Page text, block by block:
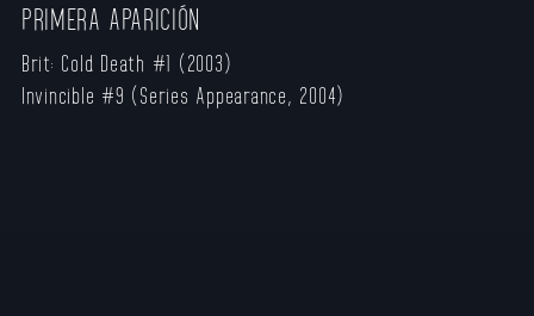
PRIMERA APARICIÓN
Brit: Cold Death #1 (2003)
Invincible #9 (Series Appearance, 2004)